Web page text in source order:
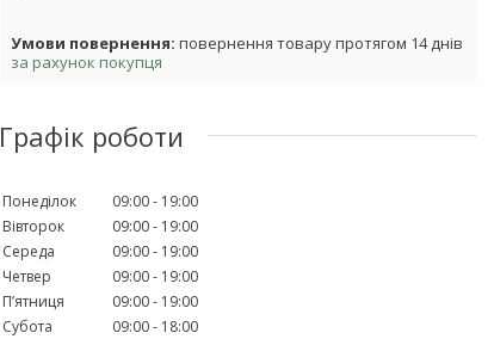
повернення товару протягом 14 днів
за рахунок покупця
Графік роботи
Понеділок 09:00
19:00
Вівторок
09:00
19:00
Середа
09:00
19:00
Четвер
09:00
19:00
Пʼятниця
09:00
19:00
Субота
09:00
18:00